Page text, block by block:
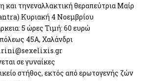
και τηνεναλλακτική θεραπεύτρια Μαίρ
Κυριακή 4 Νοεμβρίου
5 ώρες Τιμή: 60 ευρώ
45Α, Χαλάνδρι
σε γυναίκες
στήθος, εκτός από ερωτογενής ζών